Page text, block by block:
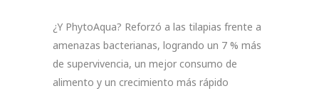
¿Y PhytoAqua? Reforzó a las tilapias frente a
amenazas bacterianas, logrando un 7 % más
de supervivencia, un mejor consumo de
alimento y un crecimiento más rápido